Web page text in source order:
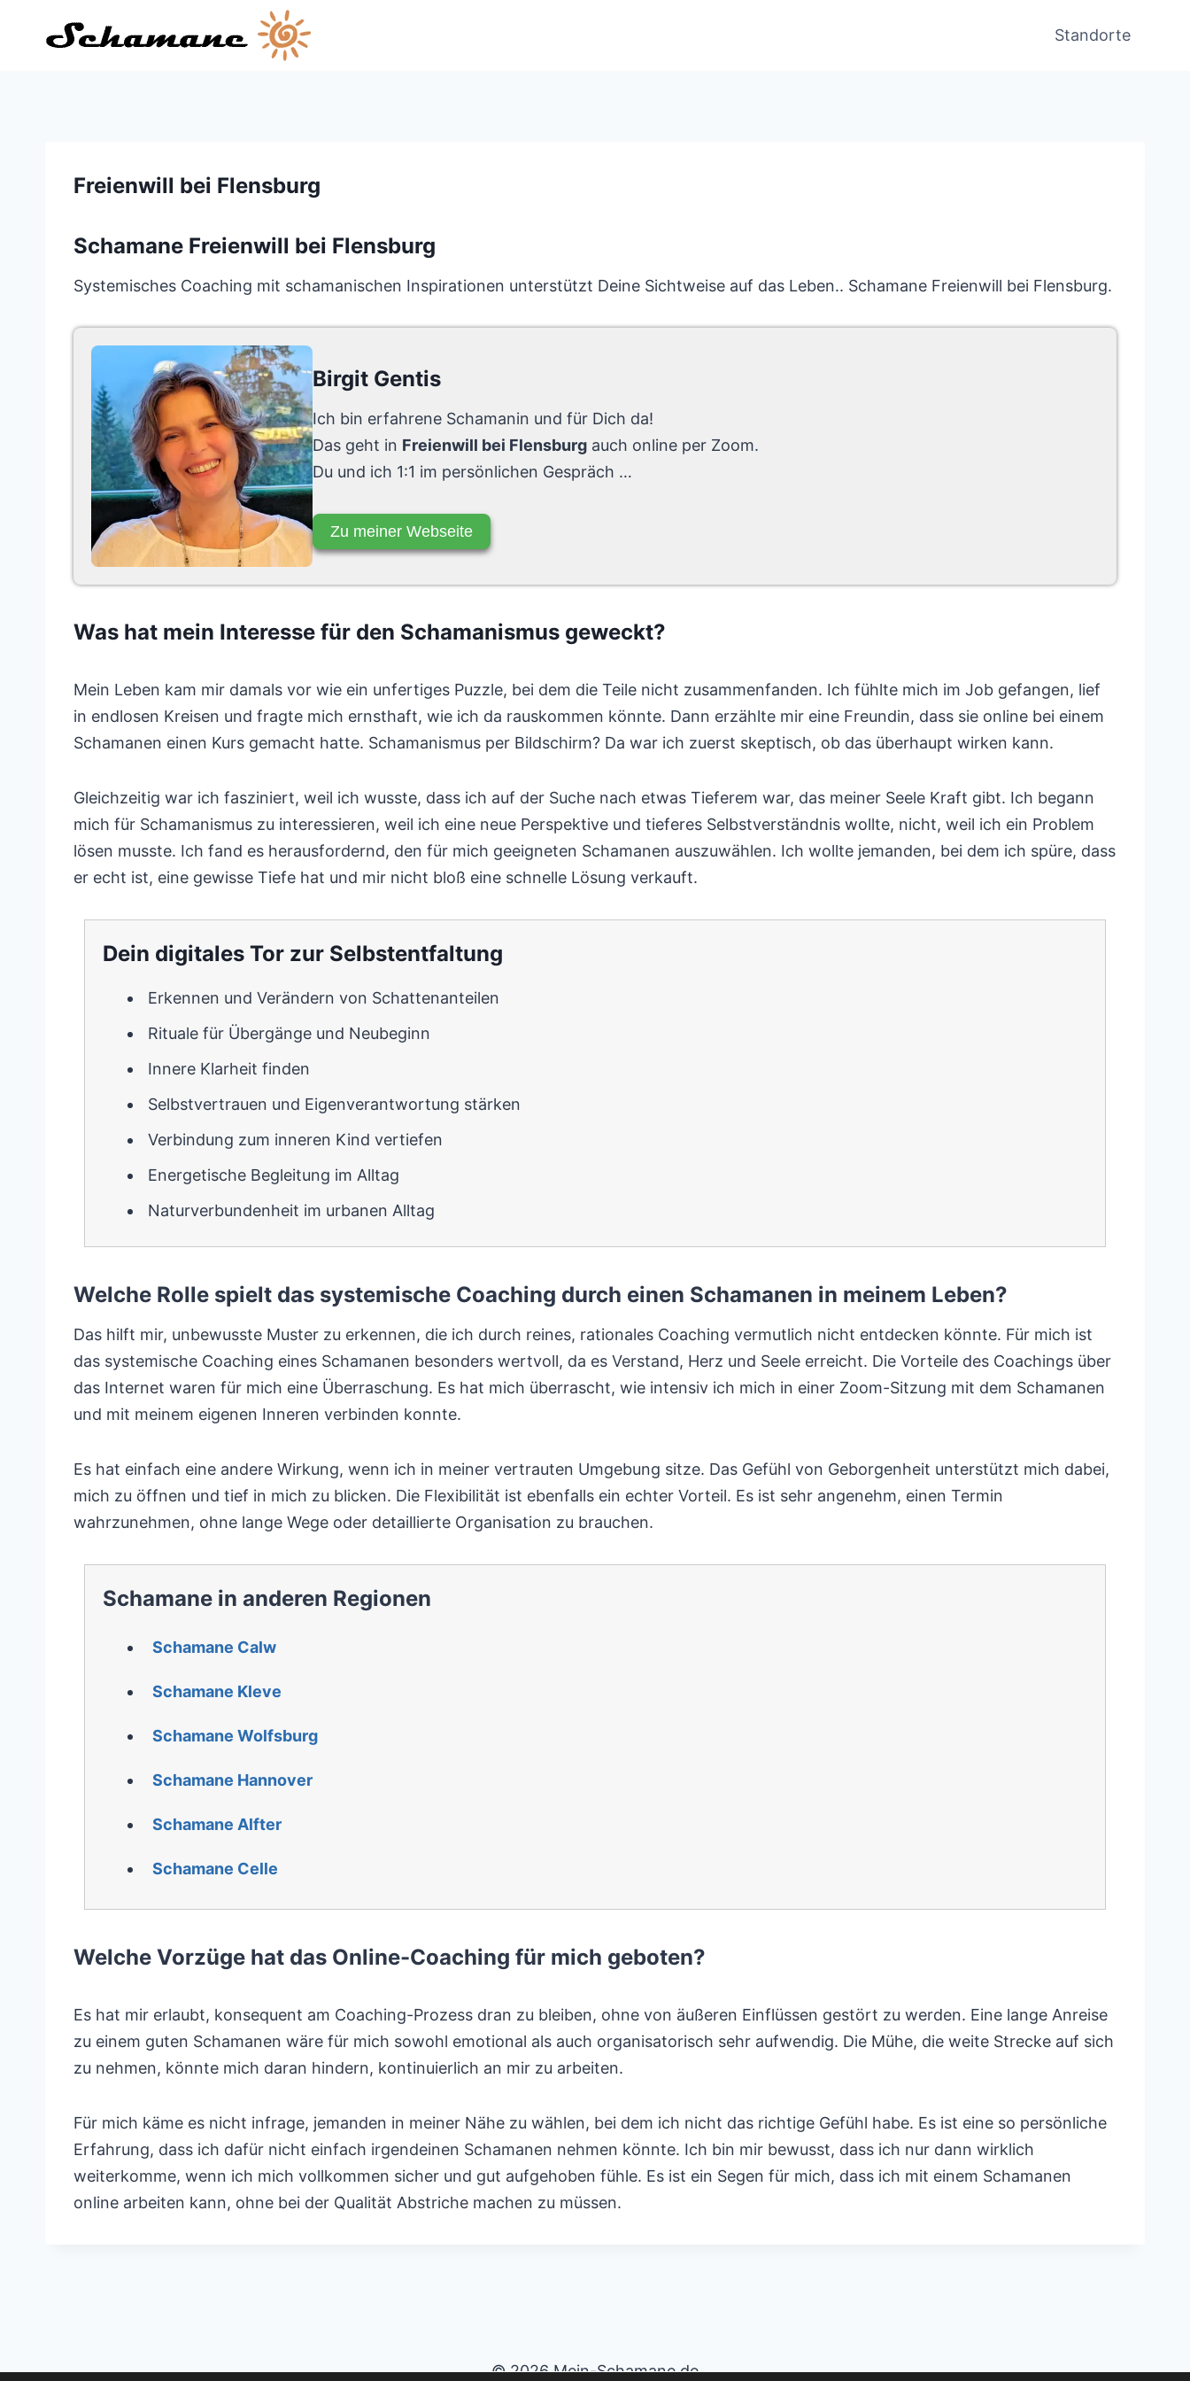
Standorte
Freienwill bei Flensburg
Schamane Freienwill bei Flensburg
Systemisches Coaching mit schamanischen Inspirationen unterstützt Deine Sichtweise auf das Leben.. Schamane Freienwill bei Flensburg.
Birgit Gentis
Ich bin erfahrene Schamanin und für Dich da!
Das geht in Freienwill bei Flensburg auch online per Zoom.
Du und ich 1:1 im persönlichen Gespräch …
Zu meiner Webseite
Was hat mein Interesse für den Schamanismus geweckt?
Mein Leben kam mir damals vor wie ein unfertiges Puzzle, bei dem die Teile nicht zusammenfanden. Ich fühlte mich im Job gefangen, lief
in endlosen Kreisen und fragte mich ernsthaft, wie ich da rauskommen könnte. Dann erzählte mir eine Freundin, dass sie online bei einem
Schamanen einen Kurs gemacht hatte. Schamanismus per Bildschirm? Da war ich zuerst skeptisch, ob das überhaupt wirken kann.
Gleichzeitig war ich fasziniert, weil ich wusste, dass ich auf der Suche nach etwas Tieferem war, das meiner Seele Kraft gibt. Ich begann
mich für Schamanismus zu interessieren, weil ich eine neue Perspektive und tieferes Selbstverständnis wollte, nicht, weil ich ein Problem
lösen musste. Ich fand es herausfordernd, den für mich geeigneten Schamanen auszuwählen. Ich wollte jemanden, bei dem ich spüre, dass
er echt ist, eine gewisse Tiefe hat und mir nicht bloß eine schnelle Lösung verkauft.
Dein digitales Tor zur Selbstentfaltung
Erkennen und Verändern von Schattenanteilen
Rituale für Übergänge und Neubeginn
Innere Klarheit finden
Selbstvertrauen und Eigenverantwortung stärken
Verbindung zum inneren Kind vertiefen
Energetische Begleitung im Alltag
Naturverbundenheit im urbanen Alltag
Welche Rolle spielt das systemische Coaching durch einen Schamanen in meinem Leben?
Das hilft mir, unbewusste Muster zu erkennen, die ich durch reines, rationales Coaching vermutlich nicht entdecken könnte. Für mich ist
das systemische Coaching eines Schamanen besonders wertvoll, da es Verstand, Herz und Seele erreicht. Die Vorteile des Coachings über
das Internet waren für mich eine Überraschung. Es hat mich überrascht, wie intensiv ich mich in einer Zoom-Sitzung mit dem Schamanen
und mit meinem eigenen Inneren verbinden konnte.
Es hat einfach eine andere Wirkung, wenn ich in meiner vertrauten Umgebung sitze. Das Gefühl von Geborgenheit unterstützt mich dabei,
mich zu öffnen und tief in mich zu blicken. Die Flexibilität ist ebenfalls ein echter Vorteil. Es ist sehr angenehm, einen Termin
wahrzunehmen, ohne lange Wege oder detaillierte Organisation zu brauchen.
Schamane in anderen Regionen
Schamane Calw
Schamane Kleve
Schamane Wolfsburg
Schamane Hannover
Schamane Alfter
Schamane Celle
Welche Vorzüge hat das Online-Coaching für mich geboten?
Es hat mir erlaubt, konsequent am Coaching-Prozess dran zu bleiben, ohne von äußeren Einflüssen gestört zu werden. Eine lange Anreise
zu einem guten Schamanen wäre für mich sowohl emotional als auch organisatorisch sehr aufwendig. Die Mühe, die weite Strecke auf sich
zu nehmen, könnte mich daran hindern, kontinuierlich an mir zu arbeiten.
Für mich käme es nicht infrage, jemanden in meiner Nähe zu wählen, bei dem ich nicht das richtige Gefühl habe. Es ist eine so persönliche
Erfahrung, dass ich dafür nicht einfach irgendeinen Schamanen nehmen könnte. Ich bin mir bewusst, dass ich nur dann wirklich
weiterkomme, wenn ich mich vollkommen sicher und gut aufgehoben fühle. Es ist ein Segen für mich, dass ich mit einem Schamanen
online arbeiten kann, ohne bei der Qualität Abstriche machen zu müssen.
© 2026 Mein-Schamane.de